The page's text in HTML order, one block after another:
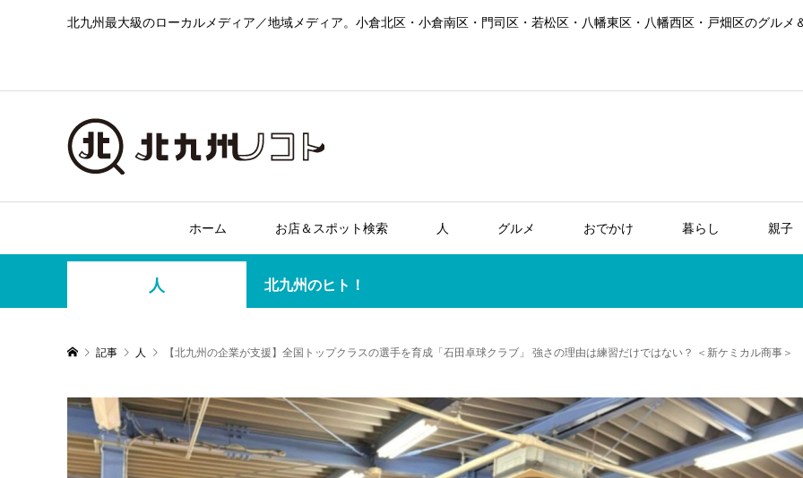
北九州最大級のローカルメディア／地域メディア。小倉北区・小倉南区・門司区・若松区・八幡東区・八幡西区・戸畑区のグル
ホーム お店＆スポット検索 人 グルメ おでかけ 暮らし 親子
人 北九州のヒト！
記事 人 【北九州の企業が支援】全国トップクラスの選手を育成「石田卓球クラブ」 強さの理由は練習だけではない？ ＜新ケミカル商事＞